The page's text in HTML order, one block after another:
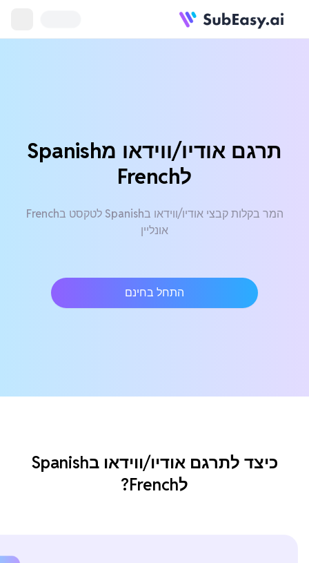
תרגם אודיו/ווידאו מSpanish
לFrench
המר בקלות קבצי אודיו/ווידאו בSpanish לטקסט בFrench
אונליין
התחל בחינם
כיצד לתרגם אודיו/ווידאו בSpanish
לFrench?